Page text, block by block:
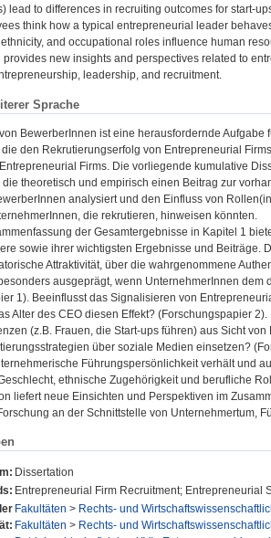
lead to differences in recruiting outcomes for start-
think how a typical entrepreneurial leader
and occupational roles influence human
provides new insights and perspectives related to
leadership, and recruitment.
Sprache
BewerberInnen ist eine herausfordernde
den Rekrutierungserfolg von Entrepreneurial
Firms. Die vorliegende kumulative
theoretisch und empirisch einen Beitrag zur
analysiert und den Einfluss von
die rekrutieren, hinweisen könnten.
der Gesamtergebnisse in Kapitel 1
sowie ihrer wichtigsten Ergebnisse und Beiträge.
Attraktivität, über die wahrgenommene
ausgeprägt, wenn UnternehmerInnen
1). Beeinflusst das Signalisieren von
Alter des CEO diesen Effekt? (Forschungspapier
(z.B. Frauen, die Start-ups führen) aus Sicht
über soziale Medien einsetzen?
Führungspersönlichkeit verhält und
ethnische Zugehörigkeit und berufliche
liefert neue Einsichten und Perspektiven im
an der Schnittstelle von Unternehmertum,
Dissertation
Entrepreneurial Firm Recruitment;
Fakultäten > Rechts- und
Fakultäten > Rechts- und